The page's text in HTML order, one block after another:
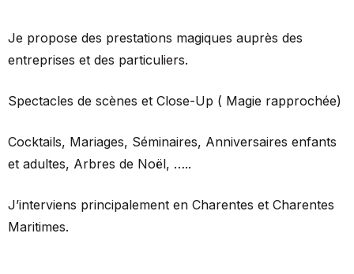
Je propose des prestations magiques auprès des
entreprises et des particuliers.
Spectacles de scènes et Close-Up ( Magie rapprochée)
Cocktails, Mariages, Séminaires, Anniversaires enfants
et adultes, Arbres de Noël, …..
J’interviens principalement en Charentes et Charentes
Maritimes.